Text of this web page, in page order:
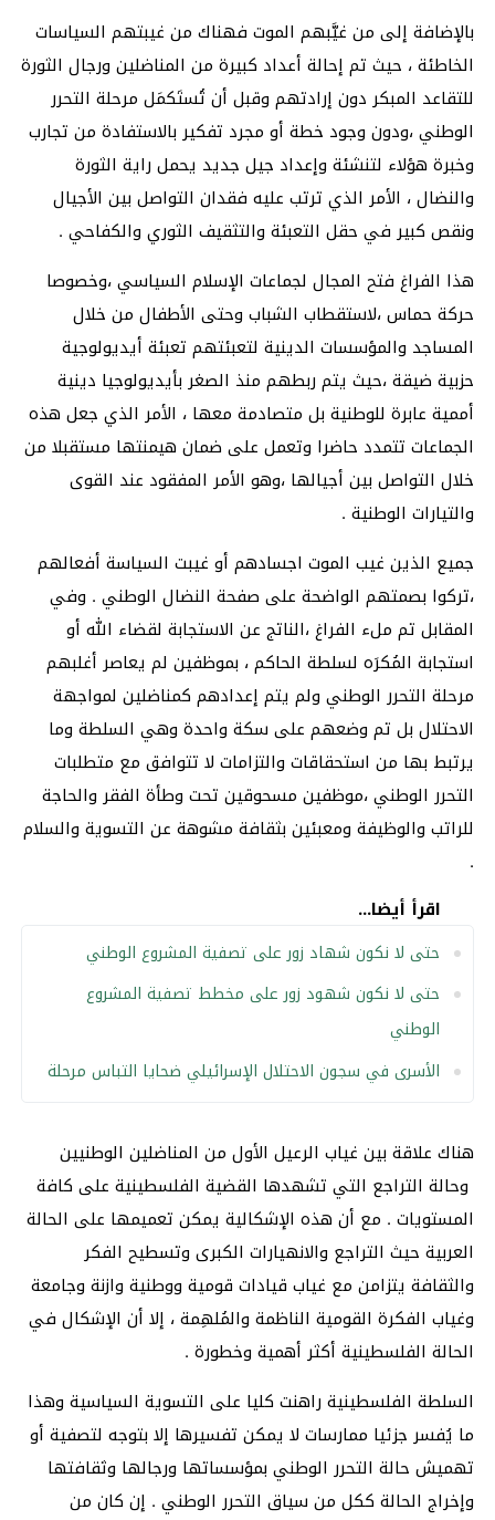
بالإضافة إلى من غيَّبهم الموت فهناك من غيبتهم السياسات
الخاطئة ، حيث تم إحالة أعداد كبيرة من المناضلين ورجال الثورة
للتقاعد المبكر دون إرادتهم وقبل أن تُستَكمَل مرحلة التحرر
الوطني ،ودون وجود خطة أو مجرد تفكير بالاستفادة من تجارب
وخبرة هؤلاء لتنشئة وإعداد جيل جديد يحمل راية الثورة
والنضال ، الأمر الذي ترتب عليه فقدان التواصل بين الأجيال
ونقص كبير في حقل التعبئة والتثقيف الثوري والكفاحي .
هذا الفراغ فتح المجال لجماعات الإسلام السياسي ،وخصوصا
حركة حماس ،لاستقطاب الشباب وحتى الأطفال من خلال
المساجد والمؤسسات الدينية لتعبئتهم تعبئة أيديولوجية
حزبية ضيقة ،حيث يتم ربطهم منذ الصغر بأيديولوجيا دينية
أممية عابرة للوطنية بل متصادمة معها ، الأمر الذي جعل هذه
الجماعات تتمدد حاضرا وتعمل على ضمان هيمنتها مستقبلا من
خلال التواصل بين أجيالها ،وهو الأمر المفقود عند القوى
والتيارات الوطنية .
جميع الذين غيب الموت اجسادهم أو غيبت السياسة أفعالهم
،تركوا بصمتهم الواضحة على صفحة النضال الوطني . وفي
المقابل تم ملء الفراغ ،الناتج عن الاستجابة لقضاء الله أو
استجابة المُكرَه لسلطة الحاكم ، بموظفين لم يعاصر أغلبهم
مرحلة التحرر الوطني ولم يتم إعدادهم كمناضلين لمواجهة
الاحتلال بل تم وضعهم على سكة واحدة وهي السلطة وما
يرتبط بها من استحقاقات والتزامات لا تتوافق مع متطلبات
التحرر الوطني ،موظفين مسحوقين تحت وطأة الفقر والحاجة
للراتب والوظيفة ومعبئين بثقافة مشوهة عن التسوية والسلام
.
اقرأ أيضا...
حتى لا نكون شهاد زور على تصفية المشروع الوطني
حتى لا نكون شهود زور على مخطط تصفية المشروع
الوطني
الأسرى في سجون الاحتلال الإسرائيلي ضحايا التباس مرحلة
هناك علاقة بين غياب الرعيل الأول من المناضلين الوطنيين
وحالة التراجع التي تشهدها القضية الفلسطينية على كافة
المستويات . مع أن هذه الإشكالية يمكن تعميمها على الحالة
العربية حيث التراجع والانهيارات الكبرى وتسطيح الفكر
والثقافة يتزامن مع غياب قيادات قومية ووطنية وازنة وجامعة
وغياب الفكرة القومية الناظمة والمُلهِمة ، إلا أن الإشكال في
الحالة الفلسطينية أكثر أهمية وخطورة .
السلطة الفلسطينية راهنت كليا على التسوية السياسية وهذا
ما يُفسر جزئيا ممارسات لا يمكن تفسيرها إلا بتوجه لتصفية أو
تهميش حالة التحرر الوطني بمؤسساتها ورجالها وثقافتها
وإخراج الحالة ككل من سياق التحرر الوطني . إن كان من